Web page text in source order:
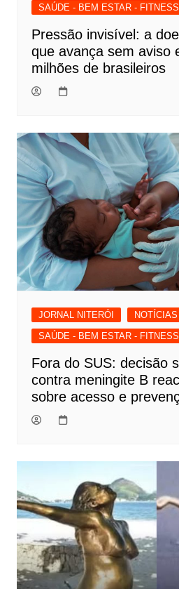
SAÚDE - BEM ESTAR -
Pressão invisível: a
que avança sem aviso
milhões de brasileiros
JORNAL NITERÓI
NOTÍCIAS
SAÚDE - BEM ESTAR -
Fora do SUS: decisão
contra meningite B
sobre acesso e